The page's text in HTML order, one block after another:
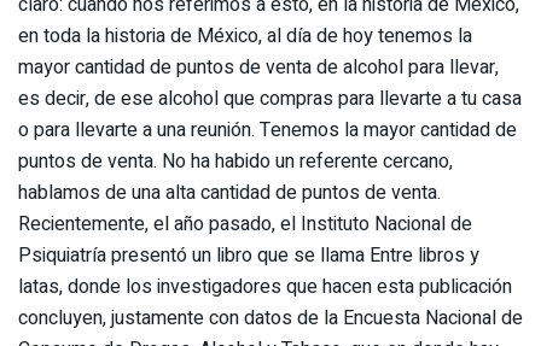
en toda la historia de México, al día de hoy tenemos la
mayor cantidad de puntos de venta de alcohol para llevar,
es decir, de ese alcohol que compras para llevarte a tu casa
o para llevarte a una reunión. Tenemos la mayor cantidad de
puntos de venta. No ha habido un referente cercano,
hablamos de una alta cantidad de puntos de venta.
Recientemente, el año pasado, el Instituto Nacional de
Psiquiatría presentó un libro que se llama Entre libros y
latas, donde los investigadores que hacen esta publicación
concluyen, justamente con datos de la Encuesta Nacional de